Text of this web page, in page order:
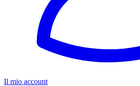
Il mio account